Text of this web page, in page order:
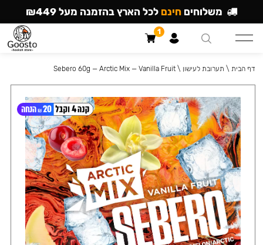
דף הבית \ תערובת לעישון \
Sebero 60g — Arctic Mix — Vanilla Fruit
משלוחים חינם לכל הארץ בהזמנה מעל ₪449
1